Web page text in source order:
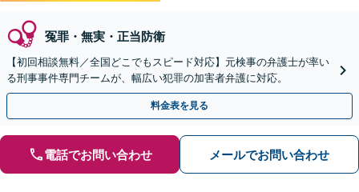
冤罪・無実・正当防衛
【初回相談無料／全国どこでもスピード対応】元検事の弁護士が率い
る刑事事件専門チームが、幅広い犯罪の加害者弁護に対応。
料金表を見る
電話でお問い合わせ メールでお問い合わせ